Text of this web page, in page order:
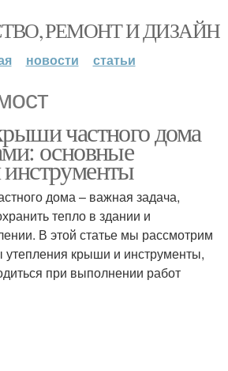
РЕМОНТ И ДИЗАЙН
новости статьи
частного дома
основные
дома – важная задача,
тепло в здании и
В этой статье мы рассмотрим
крыши и инструменты,
при выполнении работ